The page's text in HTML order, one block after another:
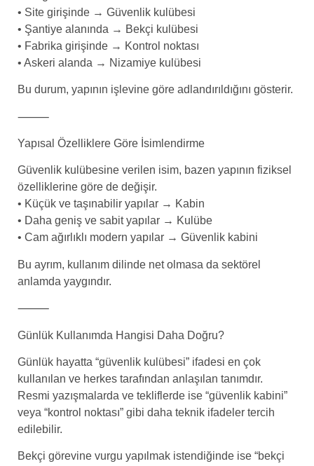
• Site girişinde → Güvenlik kulübesi
• Şantiye alanında → Bekçi kulübesi
• Fabrika girişinde → Kontrol noktası
• Askeri alanda → Nizamiye kulübesi
Bu durum, yapının işlevine göre adlandırıldığını gösterir.
⸻
Yapısal Özelliklere Göre İsimlendirme
Güvenlik kulübesine verilen isim, bazen yapının fiziksel
özelliklerine göre de değişir.
• Küçük ve taşınabilir yapılar → Kabin
• Daha geniş ve sabit yapılar → Kulübe
• Cam ağırlıklı modern yapılar → Güvenlik kabini
Bu ayrım, kullanım dilinde net olmasa da sektörel
anlamda yaygındır.
⸻
Günlük Kullanımda Hangisi Daha Doğru?
Günlük hayatta “güvenlik kulübesi” ifadesi en çok
kullanılan ve herkes tarafından anlaşılan tanımdır.
Resmi yazışmalarda ve tekliflerde ise “güvenlik kabini”
veya “kontrol noktası” gibi daha teknik ifadeler tercih
edilebilir.
Bekçi görevine vurgu yapılmak istendiğinde ise “bekçi